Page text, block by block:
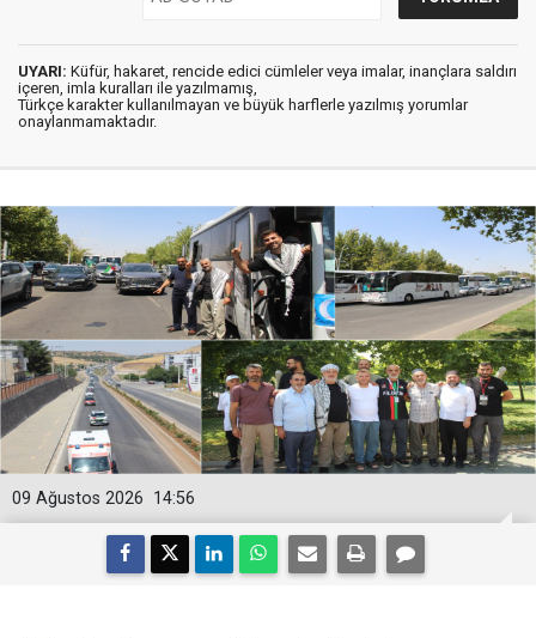
UYARI: Küfür, hakaret, rencide edici cümleler veya imalar, inançlara saldırı
içeren, imla kuralları ile yazılmamış,
Türkçe karakter kullanılmayan ve büyük harflerle yazılmış yorumlar
onaylanmamaktadır.
14:56
09 Ağustos 2026